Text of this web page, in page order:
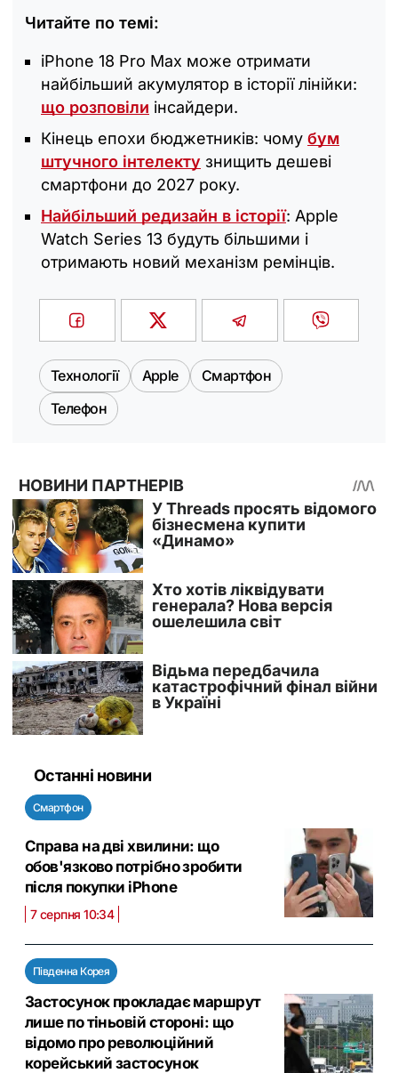
Читайте по темі:
iPhone 18 Pro Max може отримати
найбільший акумулятор в історії лінійки:
що розповіли інсайдери.
Кінець епохи бюджетників: чому бум
штучного інтелекту знищить дешеві
смартфони до 2027 року.
Найбільший редизайн в історії: Apple
Watch Series 13 будуть більшими і
отримають новий механізм ремінців.
Технології Apple
Смартфон
Телефон
Останні новини
Смартфон
Справа на дві хвилини: що
обов'язково потрібно зробити
після покупки iPhone
7 серпня 10:34
Південна Корея
Застосунок прокладає маршрут
лише по тіньовій стороні: що
відомо про революційний
корейський застосунок